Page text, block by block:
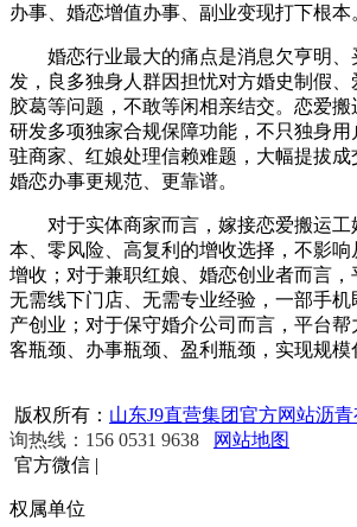
办事、婚恋增值办事、副业变现打下根本
婚恋行业最大的痛点是消息欠亨明、
发，良多独身人群因担忧对方婚史制假
胶葛等问题，不敢等闲相亲结交。恋爱搬
研发多项独家合规保障功能，不只独身用
驻商家、红娘处理信赖难题，大幅提拔
婚恋办事更规范、更靠谱。
对于实体商家而言，嫁接恋爱搬运工
本、零风险、高复利的增收选择，不影
增收；对于兼职红娘、婚恋创业者而言，
无需线下门店、无需专业经验，一部手
产创业；对于保守婚介公司而言，平台
客瓶颈、办事瓶颈、盈利瓶颈，实现规模
版权所有： 山东J9直营集团官方网站沥青
询热线：156 0531 9638
网站地图
官方微信 |
权属单位